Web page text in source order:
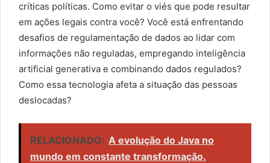
críticas políticas. Como evitar o viés que pode resultar
em ações legais contra você? Você está enfrentando
desafios de regulamentação de dados ao lidar com
informações não reguladas, empregando inteligência
artificial generativa e combinando dados regulados?
Como essa tecnologia afeta a situação das pessoas
deslocadas?
RELACIONADO: A evolução do Java no
mundo em constante transformação.